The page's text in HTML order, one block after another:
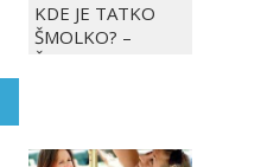
KDE JE TATKO
ŠMOLKO? –
ŠMOLKOVIA